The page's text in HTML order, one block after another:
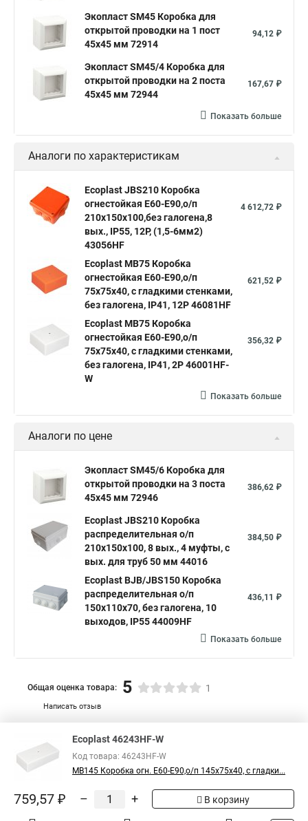
Экопласт SM45 Коробка для
открытой проводки на 1 пост
45х45 мм 72914
94,12 ₽
Экопласт SM45/4 Коробка для
открытой проводки на 2 поста
45х45 мм 72944
167,67 ₽
Показать больше
Аналоги по характеристикам
Ecoplast JBS210 Коробка
огнестойкая E60-E90,о/п
210х150х100,без галогена,8
вых., IP55, 12P, (1,5-6мм2)
43056HF
4 612,72 ₽
Ecoplast MB75 Коробка
огнестойкая E60-E90,о/п
75х75х40, с гладкими стенками,
без галогена, IP41, 12P 46081HF
621,52 ₽
Ecoplast MB75 Коробка
огнестойкая E60-E90,о/п
75х75х40, с гладкими стенками,
без галогена, IP41, 2P 46001HF-
W
356,32 ₽
Показать больше
Аналоги по цене
Экопласт SM45/6 Коробка для
открытой проводки на 3 поста
45х45 мм 72946
386,62 ₽
Ecoplast JBS210 Коробка
распределительная о/п
210х150х100, 8 вых., 4 муфты, с
вых. для труб 50 мм 44016
384,50 ₽
Ecoplast BJB/JBS150 Коробка
распределительная о/п
150х110х70, без галогена, 10
выходов, IP55 44009HF
436,11 ₽
Показать больше
Написать отзыв
Общая оценка товара: 5 1
Официальный поставщик компании
России
Ecoplast 46243HF-W
Код товара: 46243HF-W
MB145 Коробка огн. E60-E90,о/п 145х75х40, с гладки...
759,57 ₽ – + В корзину